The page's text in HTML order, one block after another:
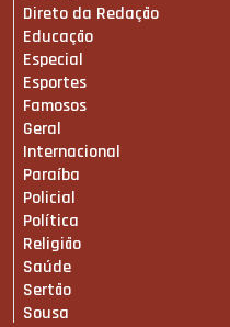
Direto da Redação
Educação
Especial
Esportes
Famosos
Geral
Internacional
Paraíba
Policial
Política
Religião
Saúde
Sertão
Sousa